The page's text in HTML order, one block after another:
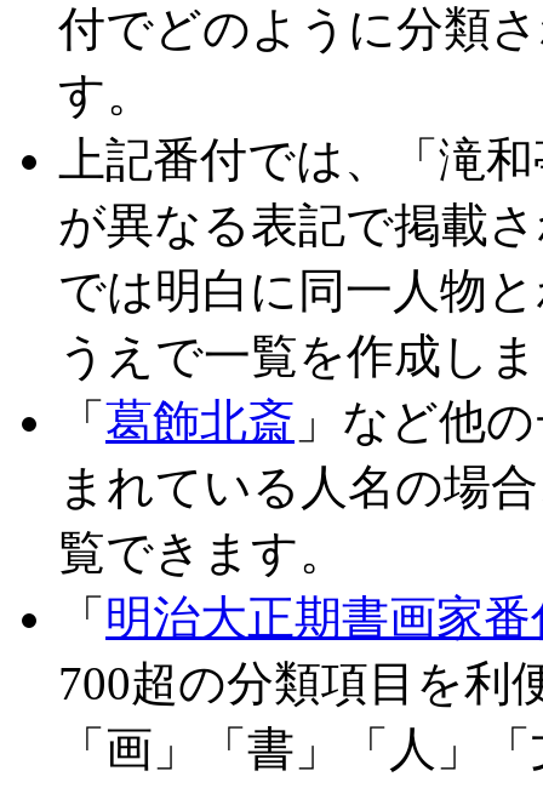
付でどのように分類
す。
上記番付では、「滝
が異なる表記で掲載
では明白に同一人物
うえで一覧を作成し
「 葛飾北斎 」など他
まれている人名の場
覧できます。
「 明治大正期書画家
700超の分類項目を利
「画」「書」「人」